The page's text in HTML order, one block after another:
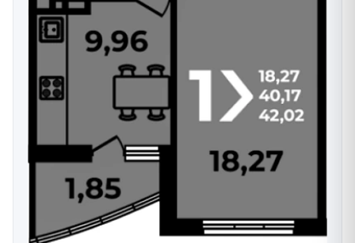
видео наблюдением.
В ЖК Аксиома представлены планировки от студий
площадью от 25 кв.м. до двухуровневых квартир
площадью до 203 кв.м.
Коммерческие помещения в жилом комплексе
располагаются на 1 и 2 этажах.
Дома строятся по монолитной перекрестно-
стеновой технологии на плитном фундаменте.
Проемы заполняются газосиликатным блоком 200